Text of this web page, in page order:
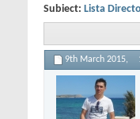
Subiect: Lista
9th March 2015,